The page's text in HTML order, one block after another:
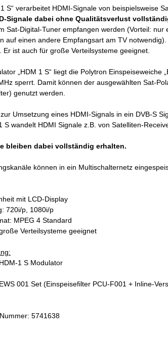
1 S“ verarbeitet HDMI-Signale von beispielsweise
Signale dabei ohne Qualitätsverlust
Sat-Digital-Tuner empfangen werden (Vorteil:
auf einen andere Empfangsart am TV
Er ist auch für große Verteilsysteme geeignet.
„HDM 1 S“ liegt die Polytron
sperrt. Damit können der ausgewählten Sat-
genutzt werden.
Umsetzung eines HDMI-Signals in ein DVB-S
S wandelt HDMI Signale z.B. von Satelliten-
bleiben dabei vollständig erhalten.
können in ein Multischalternetz
mit LCD-Display
720i/p, 1080i/p
MPEG 4 Standard
Verteilsysteme geeignet
1 S Modulator
001 Set (Einspeisefilter PCU-F001 + Inline-
5741638